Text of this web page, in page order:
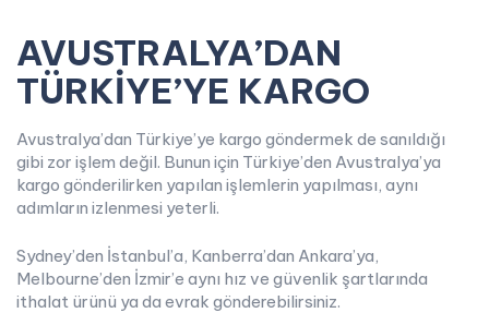
AVUSTRALYA’DAN
TÜRKİYE’YE KARGO
Avustralya’dan Türkiye’ye kargo göndermek de sanıldığı
gibi zor işlem değil. Bunun için Türkiye’den Avustralya’ya
kargo gönderilirken yapılan işlemlerin yapılması, aynı
adımların izlenmesi yeterli.
Sydney’den İstanbul’a, Kanberra’dan Ankara’ya,
Melbourne’den İzmir’e aynı hız ve güvenlik şartlarında
ithalat ürünü ya da evrak gönderebilirsiniz.